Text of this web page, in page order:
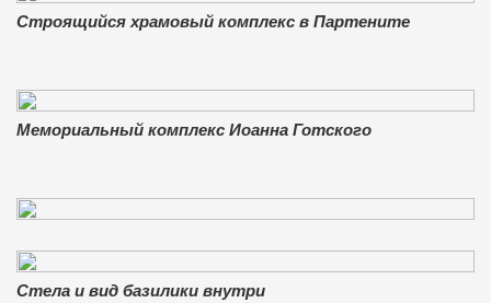
Строящийся храмовый комплекс в Партените
Мемориальный комплекс Иоанна Готского
Стела и вид базилики внутри